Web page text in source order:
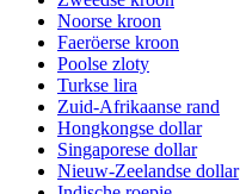
Noorse kroon
Faeröerse kroon
Poolse zloty
Turkse lira
Zuid-Afrikaanse rand
Hongkongse dollar
Singaporese dollar
Nieuw-Zeelandse dollar